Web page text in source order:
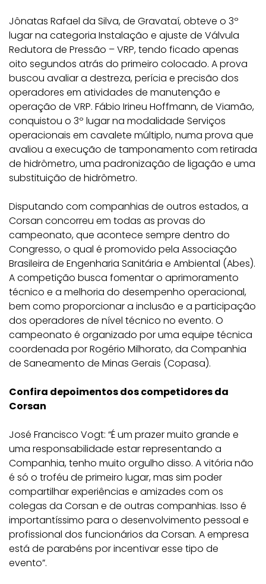
Jônatas Rafael da Silva, de Gravataí, obteve o 3º
lugar na categoria Instalação e ajuste de Válvula
Redutora de Pressão – VRP, tendo ficado apenas
oito segundos atrás do primeiro colocado. A prova
buscou avaliar a destreza, perícia e precisão dos
operadores em atividades de manutenção e
operação de VRP. Fábio Irineu Hoffmann, de Viamão,
conquistou o 3º lugar na modalidade Serviços
operacionais em cavalete múltiplo, numa prova que
avaliou a execução de tamponamento com retirada
de hidrômetro, uma padronização de ligação e uma
substituição de hidrômetro.
Disputando com companhias de outros estados, a
Corsan concorreu em todas as provas do
campeonato, que acontece sempre dentro do
Congresso, o qual é promovido pela Associação
Brasileira de Engenharia Sanitária e Ambiental (Abes).
A competição busca fomentar o aprimoramento
técnico e a melhoria do desempenho operacional,
bem como proporcionar a inclusão e a participação
dos operadores de nível técnico no evento. O
campeonato é organizado por uma equipe técnica
coordenada por Rogério Milhorato, da Companhia
de Saneamento de Minas Gerais (Copasa).
Confira depoimentos dos competidores da
Corsan
José Francisco Vogt: “É um prazer muito grande e
uma responsabilidade estar representando a
Companhia, tenho muito orgulho disso. A vitória não
é só o troféu de primeiro lugar, mas sim poder
compartilhar experiências e amizades com os
colegas da Corsan e de outras companhias. Isso é
importantíssimo para o desenvolvimento pessoal e
profissional dos funcionários da Corsan. A empresa
está de parabéns por incentivar esse tipo de
evento”.